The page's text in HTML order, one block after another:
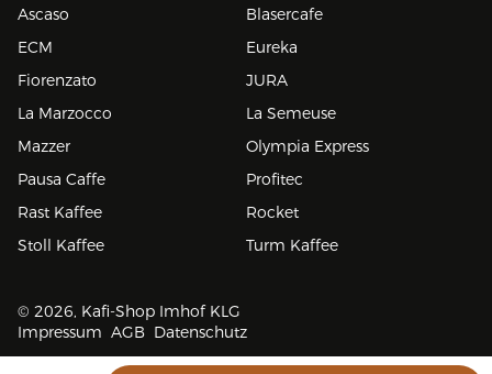
Ascaso
Blasercafe
ECM
Eureka
Fiorenzato
JURA
La Marzocco
La Semeuse
Mazzer
Olympia Express
Pausa Caffe
Profitec
Rast Kaffee
Rocket
Stoll Kaffee
Turm Kaffee
© 2026, Kafi-Shop Imhof KLG
Impressum AGB Datenschutz